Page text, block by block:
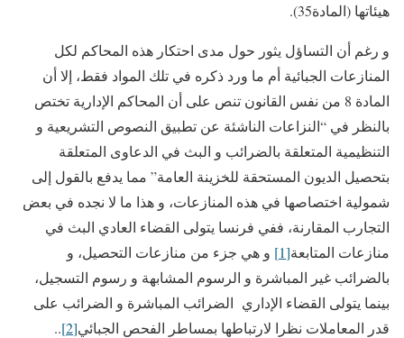
هيئاتها (المادة35).
و رغم أن التساؤل يثور حول مدى احتكار هذه المحاكم لكل
المنازعات الجبائية أم ما ورد ذكره في تلك المواد فقط، إلا أن
المادة 8 من نفس القانون تنص على أن المحاكم الإدارية تختص
بالنظر في “النزاعات الناشئة عن تطبيق النصوص التشريعية و
التنظيمية المتعلقة بالضرائب و البث في الدعاوى المتعلقة
بتحصيل الديون المستحقة للخزينة العامة” مما يدفع بالقول إلى
شمولية اختصاصها في هذه المنازعات، و هذا ما لا نجده في بعض
التجارب المقارنة، ففي فرنسا يتولى القضاء العادي البث في
منازعات المتابعة[1]
و هي جزء من منازعات التحصيل، و
بالضرائب غير المباشرة و الرسوم المشابهة و رسوم التسجيل،
بينما يتولى القضاء الإداري الضرائب المباشرة و الضرائب على
قدر المعاملات نظرا لارتباطها بمساطر الفحص الجبائي[2]
..